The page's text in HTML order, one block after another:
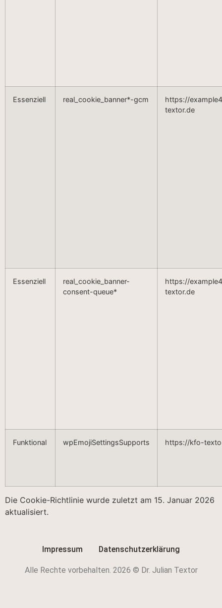
Essenziell real_cookie_banner*-gcm
https://
textor.de
Essenziell
real_cookie_banner-
consent-queue*
https://
textor.de
Funktional wpEmojiSettingsSupports https://kfo-
Die Cookie-Richtlinie wurde zuletzt am 15. Januar 2026
aktualisiert.
Impressum Datenschutzerklärung
Alle Rechte vorbehalten. 2026 © Dr. Julian Textor